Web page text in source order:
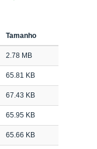
Tamanho
2.78 MB
65.81 KB
67.43 KB
65.95 KB
65.66 KB